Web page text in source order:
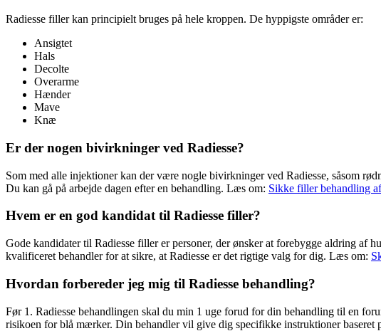
Radiesse filler kan principielt bruges på hele kroppen. De hyppigste områder er:
Ansigtet
Hals
Decolte
Overarme
Hænder
Mave
Knæ
Er der nogen bivirkninger ved Radiesse?
Som med alle injektioner kan der være nogle bivirkninger ved Radiesse, såsom
Du kan gå på arbejde dagen efter en behandling. Læs om: Sikke filler behandling
Hvem er en god kandidat til Radiesse filler?
Gode kandidater til Radiesse filler er personer, der ønsker at forebygge aldring af
kvalificeret behandler for at sikre, at Radiesse er det rigtige valg for dig. Læs om:
Hvordan forbereder jeg mig til Radiesse behandling?
Før 1. Radiesse behandlingen skal du min 1 uge forud for din behandling til en
risikoen for blå mærker. Din behandler vil give dig specifikke instruktioner baseret